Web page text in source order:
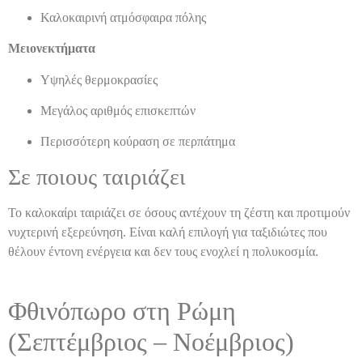
Καλοκαιρινή ατμόσφαιρα πόλης
Μειονεκτήματα
Υψηλές θερμοκρασίες
Μεγάλος αριθμός επισκεπτών
Περισσότερη κούραση σε περπάτημα
Σε ποιους ταιριάζει
Το καλοκαίρι ταιριάζει σε όσους αντέχουν τη ζέστη και προτιμούν
νυχτερινή εξερεύνηση. Είναι καλή επιλογή για ταξιδιώτες που
θέλουν έντονη ενέργεια και δεν τους ενοχλεί η πολυκοσμία.
Φθινόπωρο στη Ρώμη
(Σεπτέμβριος – Νοέμβριος)